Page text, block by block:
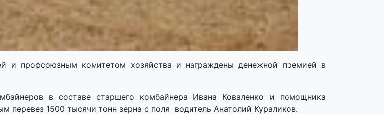
и профсоюзным комитетом хозяйства и награждены денежной премией в
в составе старшего комбайнера Ивана Коваленко и помощника
перевез 1500 тысячи тонн зерна с поля водитель Анатолий Кураликов.